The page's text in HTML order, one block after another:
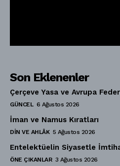
Son Eklenenler
Çerçeve Yasa ve Avrupa
GÜNCEL 6 Ağustos 2026
İman ve Namus Kıratları
DIN VE AHLÂK 5 Ağustos 2026
Entelektüelin Siyasetle
ÖNE ÇIKANLAR 3 Ağustos 2026